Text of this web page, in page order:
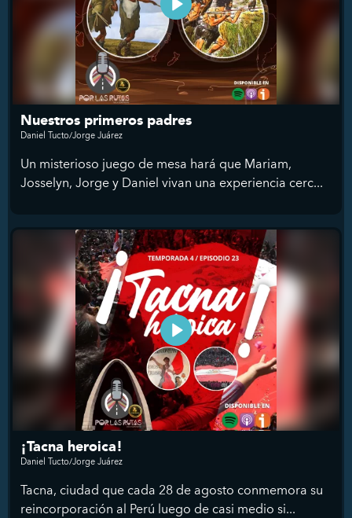
Nuestros primeros padres
Daniel Tucto/Jorge Juárez
Un misterioso juego de mesa hará que Mariam,
Josselyn, Jorge y Daniel vivan una experiencia cerc...
¡Tacna heroica!
Daniel Tucto/Jorge Juárez
Tacna, ciudad que cada 28 de agosto conmemora su
reincorporación al Perú luego de casi medio si...